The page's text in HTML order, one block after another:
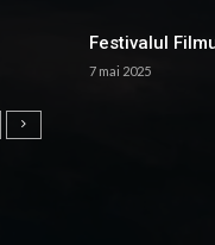
Festivalul
7 mai 2025